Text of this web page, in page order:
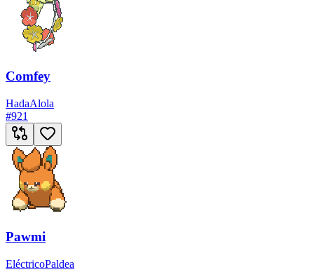
Comfey
HadaAlola
#921
Pawmi
EléctricoPaldea